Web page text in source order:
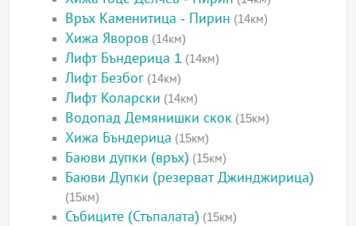
Връх Каменитица - Пирин (14км)
Хижа Яворов (14км)
Лифт Бъндерица 1 (14км)
Лифт Безбог (14км)
Лифт Коларски (14км)
Водопад Демянишки скок (15км)
Хижа Бъндерица (15км)
Баюви дупки (връх) (15км)
Баюви Дупки (резерват Джинджирица)
(15км)
Събиците (Стъпалата) (15км)